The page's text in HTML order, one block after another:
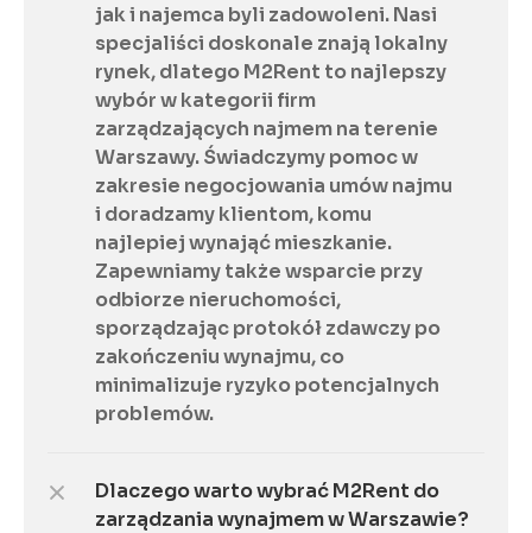
jak i najemca byli zadowoleni. Nasi
specjaliści doskonale znają lokalny
rynek, dlatego M2Rent to najlepszy
wybór w kategorii firm
zarządzających najmem na terenie
Warszawy. Świadczymy pomoc w
zakresie negocjowania umów najmu
i doradzamy klientom, komu
najlepiej wynająć mieszkanie.
Zapewniamy także wsparcie przy
odbiorze nieruchomości,
sporządzając protokół zdawczy po
zakończeniu wynajmu, co
minimalizuje ryzyko potencjalnych
problemów.
Dlaczego warto wybrać M2Rent do
zarządzania wynajmem w Warszawie?